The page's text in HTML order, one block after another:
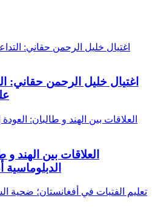
اغتيال خليل الرحمن حقاني:
العلاقات بين الهند